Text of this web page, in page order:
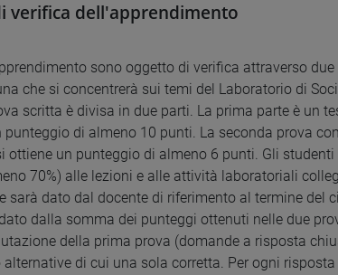
verifica dell'apprendimento
sono oggetto di verifica attraverso
che si concentrerà sui temi del Laboratorio di
scritta è divisa in due parti. La prima parte è un
punteggio di almeno 10 punti. La seconda prova
ottiene un punteggio di almeno 6 punti. Gli
70%) alle lezioni e alle attività laboratoriali
sarà dato dal docente di riferimento al termine del
dalla somma dei punteggi ottenuti nelle due
della prima prova (domande a risposta
di cui una sola corretta. Per ogni